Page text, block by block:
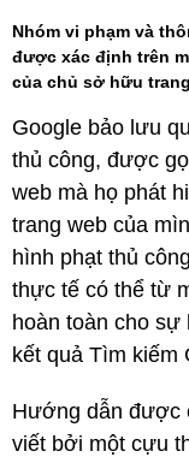
Nhóm vi phạm và
được xác định trên
của chủ sở hữu
Google bảo lưu
thủ công, được
web mà họ phát
trang web của
hình phạt thủ
thực tế có thể từ
hoàn toàn cho sự
kết quả Tìm kiếm
Hướng dẫn được
viết bởi một cựu